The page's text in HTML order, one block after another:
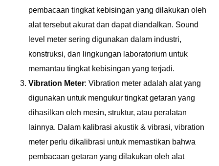
pembacaan tingkat kebisingan yang dilakukan oleh
alat tersebut akurat dan dapat diandalkan. Sound
level meter sering digunakan dalam industri,
konstruksi, dan lingkungan laboratorium untuk
memantau tingkat kebisingan yang terjadi.
Vibration Meter: Vibration meter adalah alat yang
digunakan untuk mengukur tingkat getaran yang
dihasilkan oleh mesin, struktur, atau peralatan
lainnya. Dalam kalibrasi akustik & vibrasi, vibration
meter perlu dikalibrasi untuk memastikan bahwa
pembacaan getaran yang dilakukan oleh alat